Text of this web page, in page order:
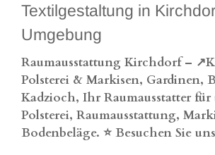
Textilgestaltung in
Umgebung
Raumausstattung Kirchdorf –
Polsterei & Markisen, Gardinen,
Kadzioch, Ihr Raumausstatter
Polsterei, Raumausstattung,
Bodenbeläge. ⭐ Besuchen Sie